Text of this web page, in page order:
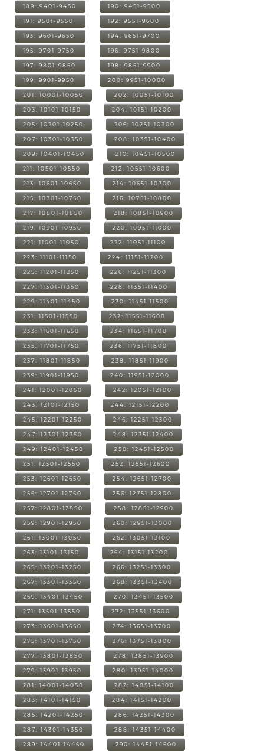
189: 9401-9450 190: 9451-9500
191: 9501-9550 192: 9551-9600
193: 9601-9650 194: 9651-9700
195: 9701-9750 196: 9751-9800
197: 9801-9850 198: 9851-9900
199: 9901-9950 200: 9951-10000
201: 10001-10050 202: 10051-10100
203: 10101-10150 204: 10151-10200
205: 10201-10250 206: 10251-10300
207: 10301-10350 208: 10351-10400
209: 10401-10450 210: 10451-10500
211: 10501-10550 212: 10551-10600
213: 10601-10650 214: 10651-10700
215: 10701-10750 216: 10751-10800
217: 10801-10850 218: 10851-10900
219: 10901-10950 220: 10951-11000
221: 11001-11050 222: 11051-11100
223: 11101-11150 224: 11151-11200
225: 11201-11250 226: 11251-11300
227: 11301-11350 228: 11351-11400
229: 11401-11450 230: 11451-11500
231: 11501-11550 232: 11551-11600
233: 11601-11650 234: 11651-11700
235: 11701-11750 236: 11751-11800
237: 11801-11850 238: 11851-11900
239: 11901-11950 240: 11951-12000
241: 12001-12050 242: 12051-12100
243: 12101-12150 244: 12151-12200
245: 12201-12250 246: 12251-12300
247: 12301-12350 248: 12351-12400
249: 12401-12450 250: 12451-12500
251: 12501-12550 252: 12551-12600
253: 12601-12650 254: 12651-12700
255: 12701-12750 256: 12751-12800
257: 12801-12850 258: 12851-12900
259: 12901-12950 260: 12951-13000
261: 13001-13050 262: 13051-13100
263: 13101-13150 264: 13151-13200
265: 13201-13250 266: 13251-13300
267: 13301-13350 268: 13351-13400
269: 13401-13450 270: 13451-13500
271: 13501-13550 272: 13551-13600
273: 13601-13650 274: 13651-13700
275: 13701-13750 276: 13751-13800
277: 13801-13850 278: 13851-13900
279: 13901-13950 280: 13951-14000
281: 14001-14050 282: 14051-14100
283: 14101-14150 284: 14151-14200
285: 14201-14250 286: 14251-14300
287: 14301-14350 288: 14351-14400
289: 14401-14450 290: 14451-14500